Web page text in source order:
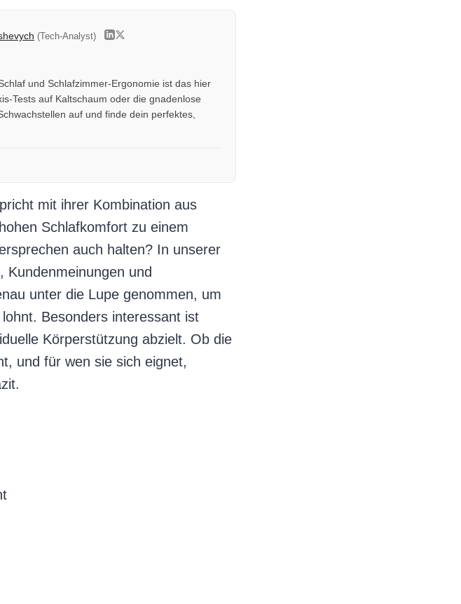
(Tech-Analyst)
und Schlafzimmer-Ergonomie ist das hier
Tests auf Kaltschaum oder die gnadenlose
auf und finde dein perfektes,
mit ihrer Kombination aus
Schlafkomfort zu einem
auch halten? In unserer
Kundenmeinungen und
unter die Lupe genommen, um
Besonders interessant ist
Körperstützung abzielt. Ob die
und für wen sie sich eignet,